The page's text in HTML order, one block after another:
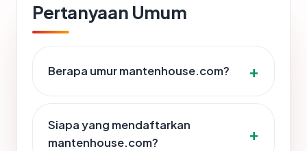
Pertanyaan Umum
Berapa umur mantenhouse.com?
Siapa yang mendaftarkan
mantenhouse.com?